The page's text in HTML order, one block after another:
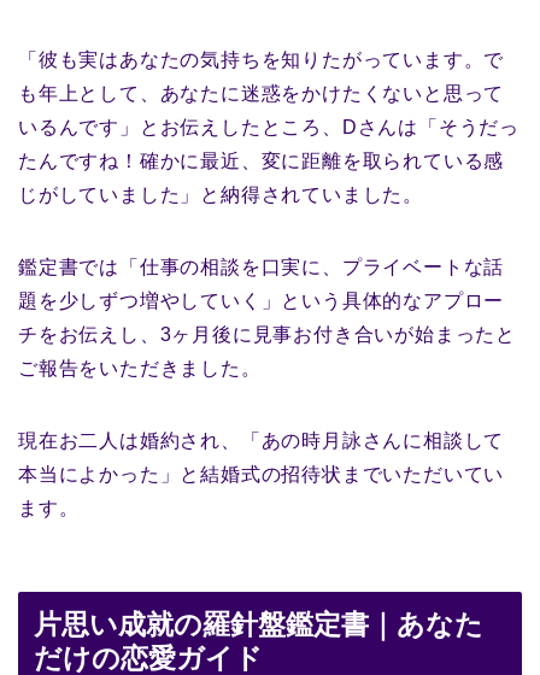
「彼も実はあなたの気持ちを知りたがっています。で
も年上として、あなたに迷惑をかけたくないと思って
いるんです」とお伝えしたところ、Dさんは「そうだっ
たんですね！確かに最近、変に距離を取られている感
じがしていました」と納得されていました。
鑑定書では「仕事の相談を口実に、プライベートな話
題を少しずつ増やしていく」という具体的なアプロー
チをお伝えし、3ヶ月後に見事お付き合いが始まったと
ご報告をいただきました。
現在お二人は婚約され、「あの時月詠さんに相談して
本当によかった」と結婚式の招待状までいただいてい
ます。
片思い成就の羅針盤鑑定書｜あなた
だけの恋愛ガイド